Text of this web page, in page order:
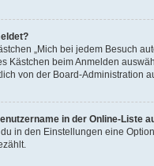
„Mich bei jedem Besuch
Kästchen beim Anmelden
von der Board-Administration
in der Online-Liste
in den Einstellungen eine